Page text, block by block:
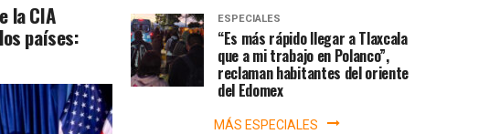
la CIA
países:
ESPECIALES
“Es más rápido llegar a Tlaxcala
que a mi trabajo en Polanco”,
reclaman habitantes del oriente
del Edomex
MÁS ESPECIALES